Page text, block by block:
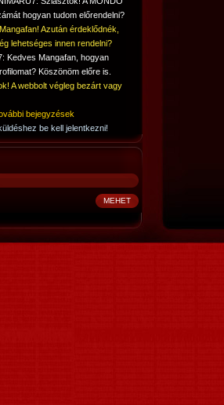
hogyan tudom előrendelni?
Azután érdeklődnék,
lehetséges innen rendelni?
Kedves Mangafan, hogyan
Köszönöm előre is.
A webbolt végleg bezárt vagy
bejegyzések
be kell jelentkezni!